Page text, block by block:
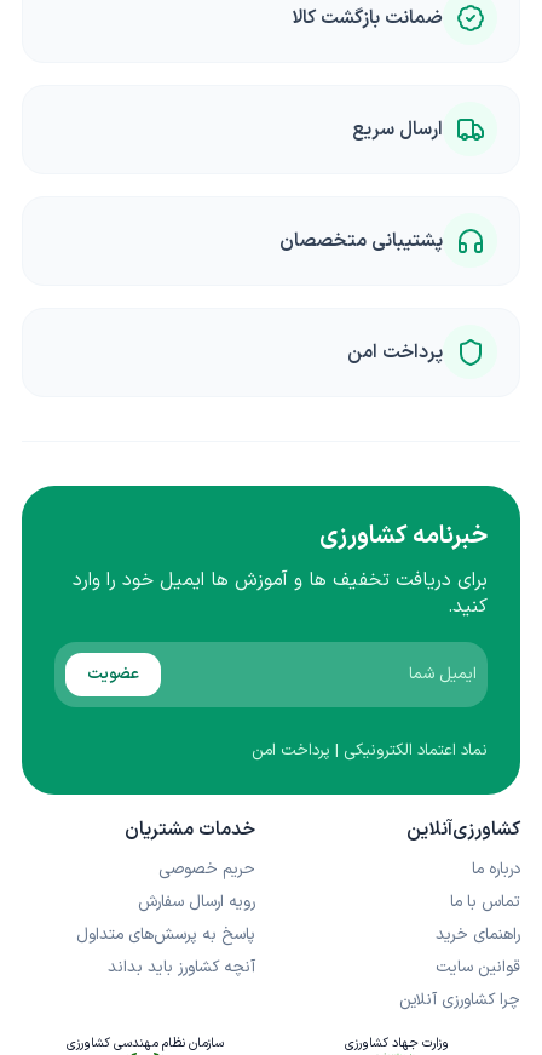
ضمانت بازگشت کالا
ارسال سریع
پشتیبانی متخصصان
پرداخت امن
خبرنامه کشاورزی
برای دریافت تخفیف ها و آموزش ها ایمیل خود را وارد
کنید.
عضویت
نماد اعتماد الکترونیکی | پرداخت امن
کشاورزی‌آنلاین
درباره ما
تماس با ما
راهنمای خرید
قوانین سایت
چرا کشاورزی آنلاین
خدمات مشتریان
حریم خصوصی
رویه ارسال سفارش
پاسخ به پرسش‌های متداول
آنچه کشاورز باید بداند
وزارت جهاد کشاورزی سازمان نظام مهندسی کشاورزی